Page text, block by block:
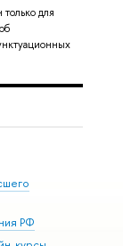
для
РФ